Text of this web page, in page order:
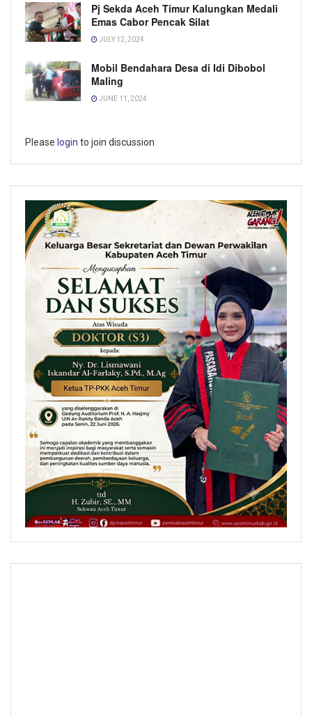
Pj Sekda Aceh Timur Kalungkan Medali
Emas Cabor Pencak Silat
JULY 12, 2024
Mobil Bendahara Desa di Idi Dibobol
Maling
JUNE 11, 2024
Please login to join discussion